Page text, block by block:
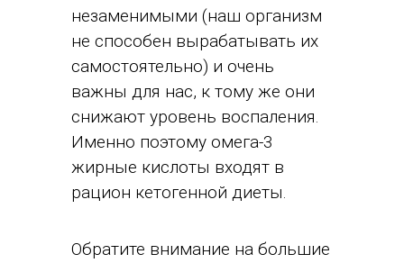
незаменимыми (наш организм
не способен вырабатывать их
самостоятельно) и очень
важны для нас, к тому же они
снижают уровень воспаления.
Именно поэтому омега-3
жирные кислоты входят в
рацион кетогенной диеты.
Обратите внимание на большие